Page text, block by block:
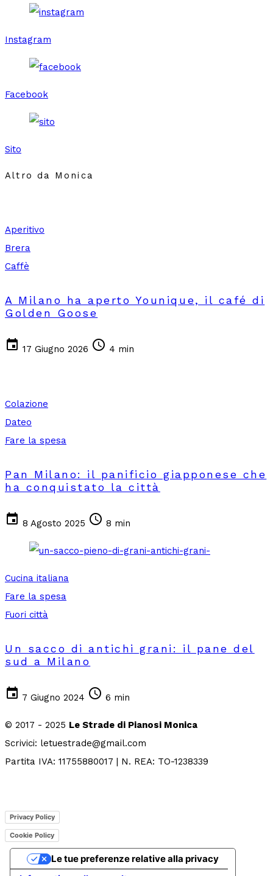
Instagram
Facebook
Sito
Altro da Monica
Aperitivo
Brera
Caffè
A Milano ha aperto Younique, il café di
Golden Goose
event 17 Giugno 2026 schedule 4 min
Colazione
Dateo
Fare la spesa
Pan Milano: il panificio giapponese che
ha conquistato la città
event 8 Agosto 2025 schedule 8 min
Cucina italiana
Fare la spesa
Fuori città
Un sacco di antichi grani: il pane del
sud a Milano
event 7 Giugno 2024 schedule 6 min
© 2017 - 2025 Le Strade di Pianosi Monica
Scrivici: letuestrade@gmail.com
Partita IVA: 11755880017 | N. REA: TO-1238339
Privacy Policy
Cookie Policy
Le tue preferenze relative alla privacy